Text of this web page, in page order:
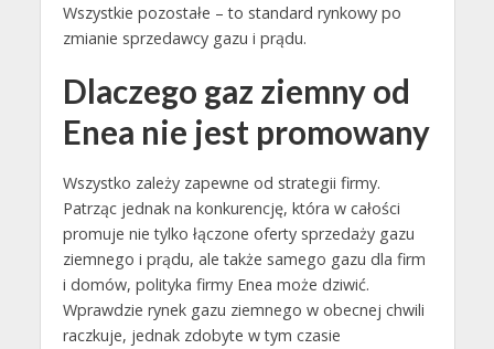
Wszystkie pozostałe – to standard rynkowy po
zmianie sprzedawcy gazu i prądu.
Dlaczego gaz ziemny od
Enea nie jest promowany
Wszystko zależy zapewne od strategii firmy.
Patrząc jednak na konkurencję, która w całości
promuje nie tylko łączone oferty sprzedaży gazu
ziemnego i prądu, ale także samego gazu dla firm
i domów, polityka firmy Enea może dziwić.
Wprawdzie rynek gazu ziemnego w obecnej chwili
raczkuje, jednak zdobyte w tym czasie